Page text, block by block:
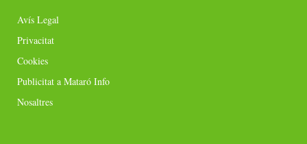
Avís Legal
Privacitat
Cookies
Publicitat a Mataró Info
Nosaltres